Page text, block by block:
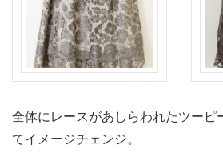
全体にレースがあしらわれたツーピ
てイメージチェンジ。